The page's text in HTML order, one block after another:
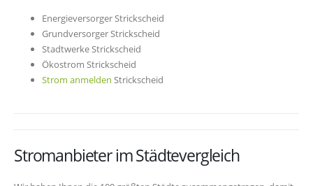
Energieversorger Strickscheid
Grundversorger Strickscheid
Stadtwerke Strickscheid
Ökostrom Strickscheid
Strom anmelden Strickscheid
Stromanbieter im Städtevergleich